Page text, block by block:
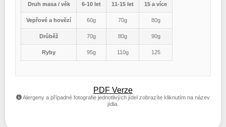
Druh masa / věk 6-10 let 11-15 let 15 a více
Vepřové a hovězí 60g 70g 80g
Drůběž 70g 80g 90g
Ryby 95g 110g 125
PDF Verze
Alergeny a případné fotografie jednotlivých jídel zobrazíte kliknutím na název
jídla.